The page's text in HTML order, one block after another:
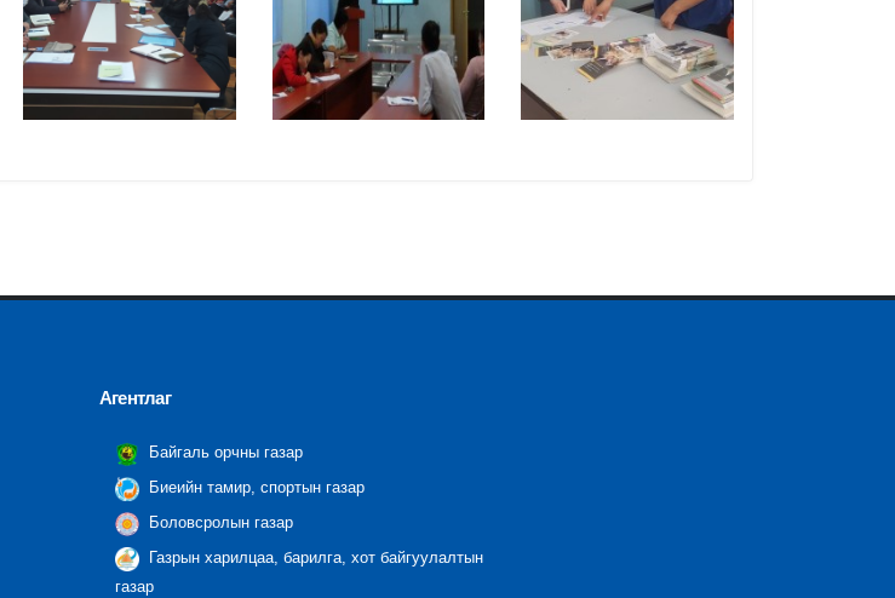
Агентлаг
Байгаль орчны газар
Биеийн тамир, спортын газар
Боловсролын газар
Газрын харилцаа, барилга, хот байгуулалтын
газар